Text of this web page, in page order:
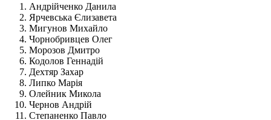
Андрійченко Данила
Ярчевська Єлизавета
Мигунов Михайло
Чорнобривцев Олег
Морозов Дмитро
Кодолов Геннадій
Дехтяр Захар
Липко Марія
Олейник Микола
Чернов Андрій
Степаненко Павло